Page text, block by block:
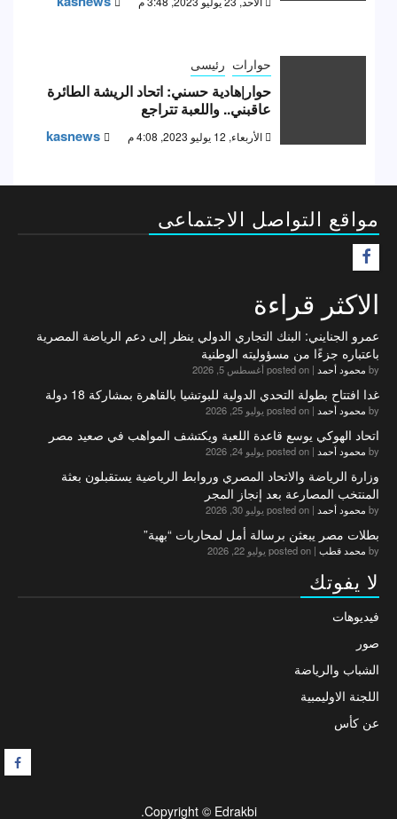
حوارات رئيسى
حوار|هادية حسني: اتحاد الريشة الطائرة
عاقبني.. واللعبة تتراجع
الأربعاء, 12 يوليو 2023, 4:08 م kasnews
مواقع التواصل الاجتماعى
الاكثر قراءة
عمرو الجنايني: البنك التجاري الدولي ينظر إلى دعم الرياضة المصرية
باعتباره جزءًا من مسؤوليته الوطنية
by محمود أحمد | posted on أغسطس 5, 2026
غدا افتتاح بطولة التحدي الدولية للبوتشيا بالقاهرة بمشاركة 18 دولة
by محمود أحمد | posted on يوليو 25, 2026
اتحاد الهوكي يوسع قاعدة اللعبة ويكتشف المواهب في صعيد مصر
by محمود أحمد | posted on يوليو 24, 2026
وزارة الرياضة والاتحاد المصري وروابط الرياضية يستقبلون بعثة
المنتخب المصارعة بعد إنجاز المجر
by محمود أحمد | posted on يوليو 30, 2026
بطلات مصر يبعثن برسالة أمل لمحاربات “بهية”
by محمد قطب | posted on يوليو 22, 2026
لا يفوتك
فيديوهات
صور
الشباب والرياضة
اللجنة الاوليمبية
عن كأس
F
Copyright © Edrakbi.